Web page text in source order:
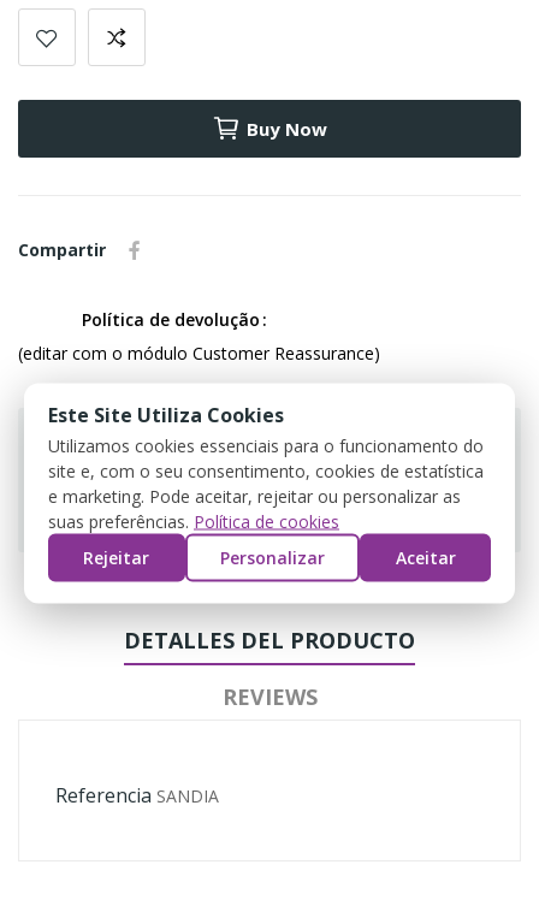
Buy Now
Compartir
Política de devolução
(editar com o módulo Customer Reassurance)
Guarantee safe & secure checkout
DETALLES DEL PRODUCTO
REVIEWS
Referencia SANDIA
Este Site Utiliza Cookies
Utilizamos cookies essenciais para o funcionamento do
site e, com o seu consentimento, cookies de estatística
e marketing. Pode aceitar, rejeitar ou personalizar as
suas preferências. Política de cookies
Rejeitar
Personalizar Aceitar